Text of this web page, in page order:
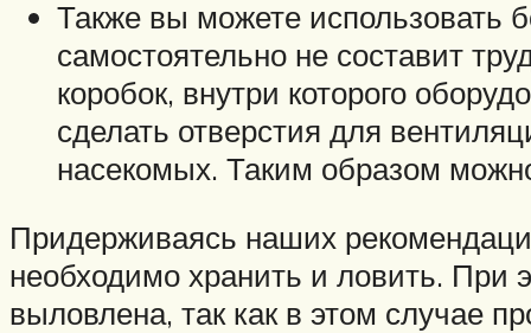
Также вы можете
самостоятельно не составит
коробок, внутри которого
сделать отверстия для
насекомых. Таким образом
Придерживаясь наших
необходимо хранить и ловить. При
выловлена, так как в этом случае